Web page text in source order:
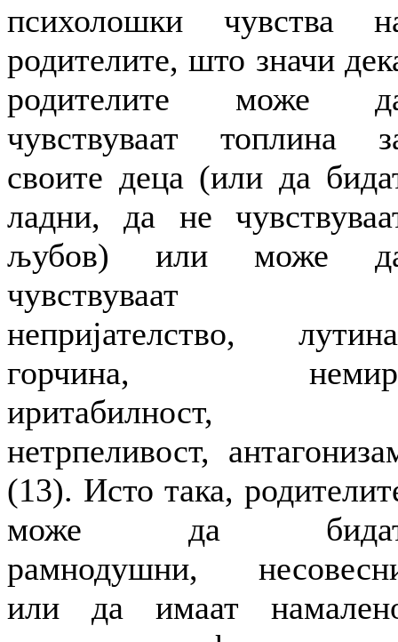
психолошки чувства
родителите, што значи
родителите може
чувствуваат топлина
своите деца (или да
ладни, да не
љубов) или може
чувствуваат
непријателство,
горчина,
иритабилност,
нетрпеливост,
(13). Исто така,
може да
рамнодушни,
или да имаат